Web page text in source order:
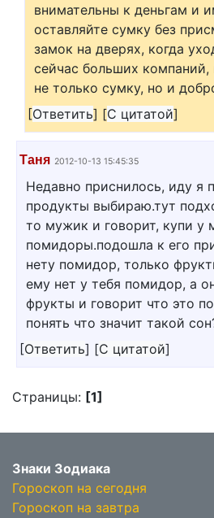
внимательны к деньгам и
оставляйте сумку без
замок на дверях, когда
сейчас больших компаний,
не только сумку, но и
[Ответить] [С цитатой]
Таня 2012-10-13 15:45:35
Недавно приснилось, иду я
продукты выбираю.тут
то мужик и говорит, купи у
помидоры.подошла к его
нету помидор, только
ему нет у тебя помидор, а
фрукты и говорит что это
понять что значит такой
[Ответить] [С цитатой]
Страницы: [1]
Знаки Зодиака
Гороскоп на сегодня
Гороскоп на завтра